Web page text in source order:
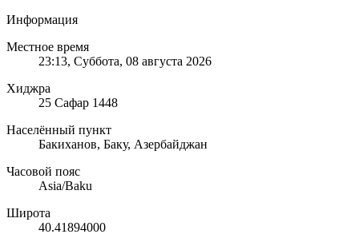
Информация
Местное время
23:13, Суббота, 08 августа 2026
Хиджра
25 Сафар 1448
Населённый пункт
Бакиханов, Баку, Азербайджан
Часовой пояс
Asia/Baku
Широта
40.41894000